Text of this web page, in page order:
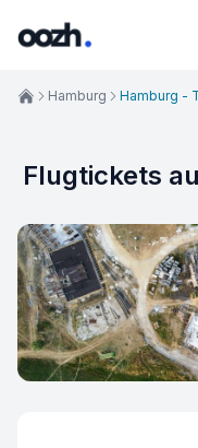
Flugtickets
Hamburg Hamburg -